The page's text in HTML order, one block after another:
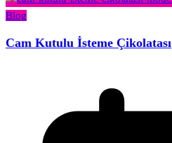
Blog
Cam Kutulu İsteme Çikolatası